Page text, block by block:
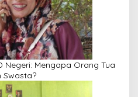
Negeri: Mengapa Orang Tua
Swasta?